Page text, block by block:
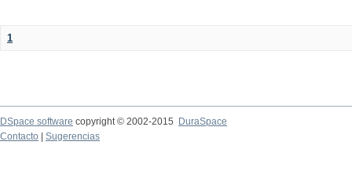
1
DSpace software copyright © 2002-2015
DuraSpace
Contacto
Sugerencias